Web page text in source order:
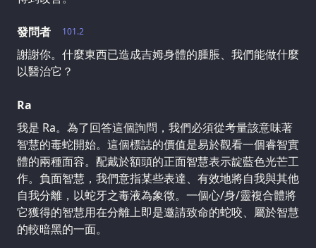
101.2
發問者
謝謝你。什麼東西已造成吉姆身體的腫脹、我們能做什麼
以醫治它？
Ra
我是 Ra。為了回答這個詢問，我們必須從考量該意味著
智慧的毒蛇開始。這個標誌的價值是易於觀看一個睿智實
體的兩種面容。配戴於額頭的正面智慧表示靛藍色光芒工
作。負面智慧，我們意指某些表達、有效地將自我與其他
自我分離，以蛇牙之毒液為象徵。一個心/身/靈複合體將
它獲得的智慧用在分離上即是邀請致命的蛇咬、屬於智慧
的較暗黑的一面。